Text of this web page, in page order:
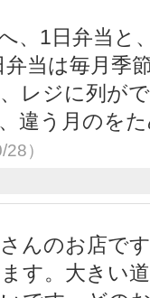
、1日弁当と
当は毎月季
レジに列が
違う月のを
）
んのお店で
す。大きい